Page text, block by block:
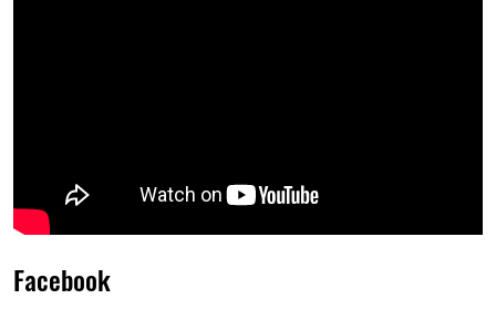
Facebook